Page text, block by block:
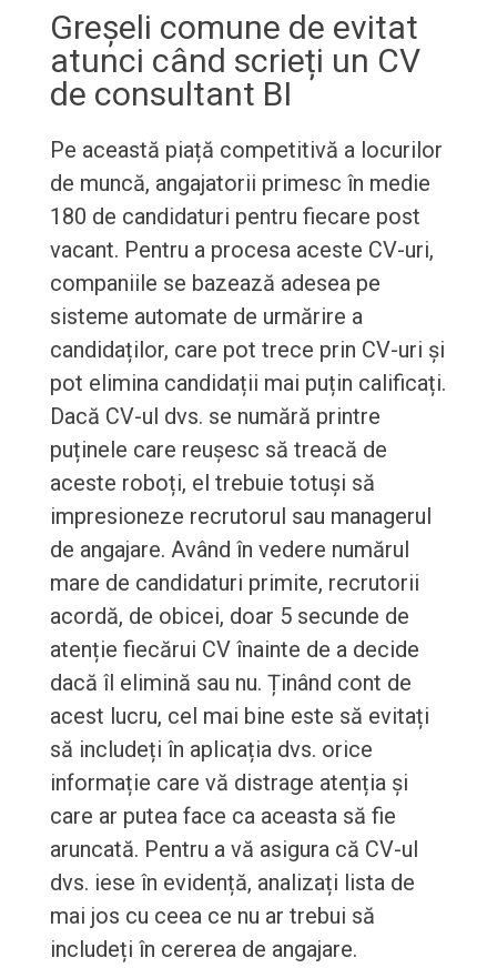
Greșeli comune de evitat
atunci când scrieți un CV
de consultant BI
Pe această piață competitivă a locurilor
de muncă, angajatorii primesc în medie
180 de candidaturi pentru fiecare post
vacant. Pentru a procesa aceste CV-uri,
companiile se bazează adesea pe
sisteme automate de urmărire a
candidaților, care pot trece prin CV-uri și
pot elimina candidații mai puțin calificați.
Dacă CV-ul dvs. se numără printre
puținele care reușesc să treacă de
aceste roboți, el trebuie totuși să
impresioneze recrutorul sau managerul
de angajare. Având în vedere numărul
mare de candidaturi primite, recrutorii
acordă, de obicei, doar 5 secunde de
atenție fiecărui CV înainte de a decide
dacă îl elimină sau nu. Ținând cont de
acest lucru, cel mai bine este să evitați
să includeți în aplicația dvs. orice
informație care vă distrage atenția și
care ar putea face ca aceasta să fie
aruncată. Pentru a vă asigura că CV-ul
dvs. iese în evidență, analizați lista de
mai jos cu ceea ce nu ar trebui să
includeți în cererea de angajare.